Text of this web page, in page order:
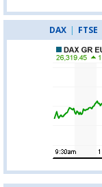
DAX | FTSE